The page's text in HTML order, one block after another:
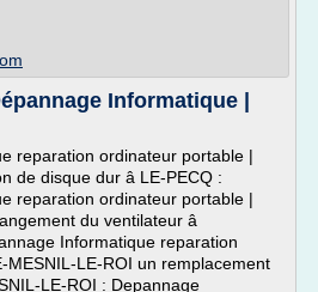
Informatique |
reparation ordinateur portable |
de disque dur â LE-PECQ :
reparation ordinateur portable |
du ventilateur â
Informatique reparation
LE-ROI un remplacement
LE-ROI : Depannage